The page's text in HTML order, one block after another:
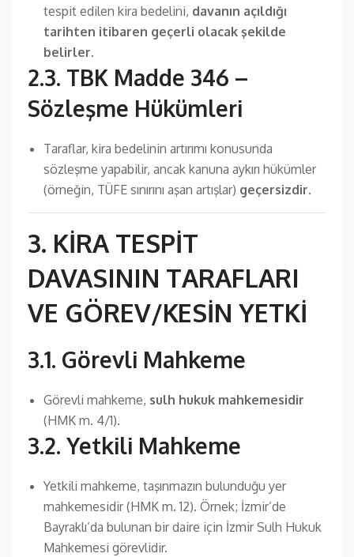
tespit edilen kira bedelini, davanın açıldığı
tarihten itibaren geçerli olacak şekilde
belirler.
2.3. TBK Madde 346 –
Sözleşme Hükümleri
Taraflar, kira bedelinin artırımı konusunda
sözleşme yapabilir, ancak kanuna aykırı hükümler
(örneğin, TÜFE sınırını aşan artışlar) geçersizdir.
3. KİRA TESPİT
DAVASININ TARAFLARI
VE GÖREV/KESİN YETKİ
3.1. Görevli Mahkeme
Görevli mahkeme, sulh hukuk mahkemesidir
(HMK m. 4/1).
3.2. Yetkili Mahkeme
Yetkili mahkeme, taşınmazın bulunduğu yer
mahkemesidir (HMK m. 12). Örnek; İzmir’de
Bayraklı’da bulunan bir daire için İzmir Sulh Hukuk
Mahkemesi görevlidir.